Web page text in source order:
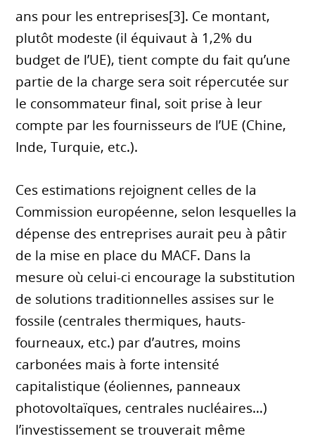
ans pour les entreprises[3]. Ce montant,
plutôt modeste (il équivaut à 1,2% du
budget de l’UE), tient compte du fait qu’une
partie de la charge sera soit répercutée sur
le consommateur final, soit prise à leur
compte par les fournisseurs de l’UE (Chine,
Inde, Turquie, etc.).
Ces estimations rejoignent celles de la
Commission européenne, selon lesquelles la
dépense des entreprises aurait peu à pâtir
de la mise en place du MACF. Dans la
mesure où celui-ci encourage la substitution
de solutions traditionnelles assises sur le
fossile (centrales thermiques, hauts-
fourneaux, etc.) par d’autres, moins
carbonées mais à forte intensité
capitalistique (éoliennes, panneaux
photovoltaïques, centrales nucléaires…)
l’investissement se trouverait même